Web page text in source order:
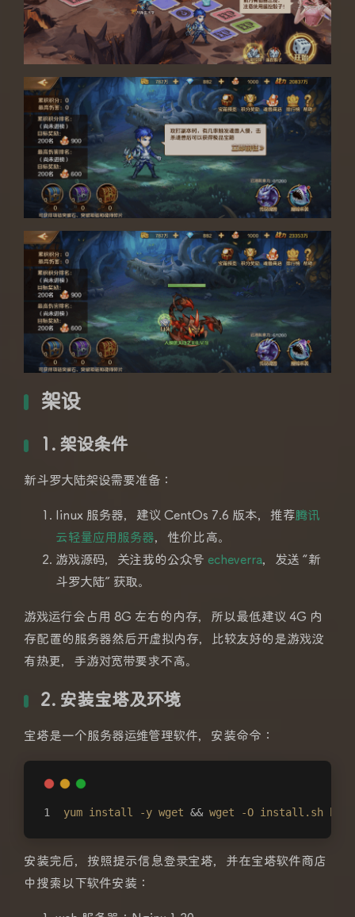
架设
1. 架设条件
新斗罗大陆架设需要准备：
linux 服务器，建议 CentOs 7.6 版本，推荐腾讯
云轻量应用服务器，性价比高。
游戏源码，关注我的公众号 echeverra，发送 “新
斗罗大陆” 获取。
游戏运行会占用 8G 左右的内存，所以最低建议 4G 内
存配置的服务器然后开虚拟内存，比较友好的是游戏没
有热更，手游对宽带要求不高。
2. 安装宝塔及环境
宝塔是一个服务器运维管理软件，安装命令：
yum install -y wget && wget -O install .sh
安装完后，按照提示信息登录宝塔，并在宝塔软件商店
中搜索以下软件安装：